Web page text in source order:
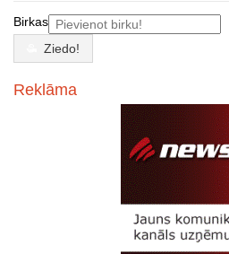
Birkas
Ziedo!
Reklāma